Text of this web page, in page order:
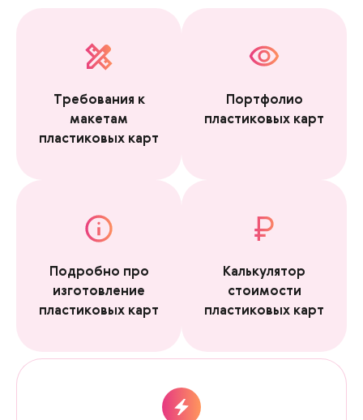
Требования к
макетам
пластиковых карт
Портфолио
пластиковых карт
Подробно про
изготовление
пластиковых карт
Калькулятор
стоимости
пластиковых карт